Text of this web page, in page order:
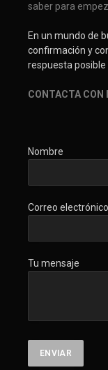
saber para
En un mundo de
confirmación y
respuesta posible
CONTACTA CON
Nombre
Correo electrónico
Tu mensaje